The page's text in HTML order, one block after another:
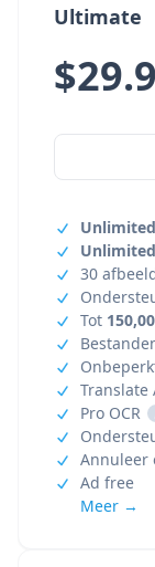
Ultimate
$29.9
Unlimited
Unlimited
30
Tot
Translate
Pro OCR
Annuleer
Ad free
Meer →